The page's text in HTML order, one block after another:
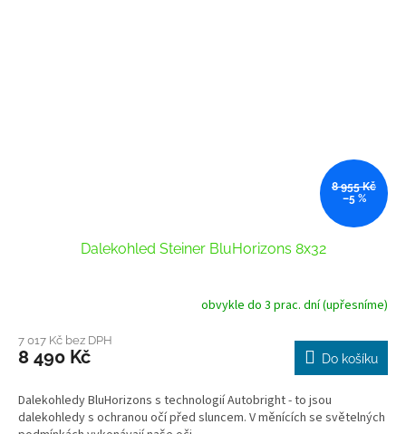
8 955 Kč
–5 %
Dalekohled Steiner BluHorizons 8x32
obvykle do 3 prac. dní (upřesníme)
7 017 Kč bez DPH
8 490 Kč Do košíku
Dalekohledy BluHorizons s technologií Autobright - to jsou
dalekohledy s ochranou očí před sluncem. V měnících se světelných